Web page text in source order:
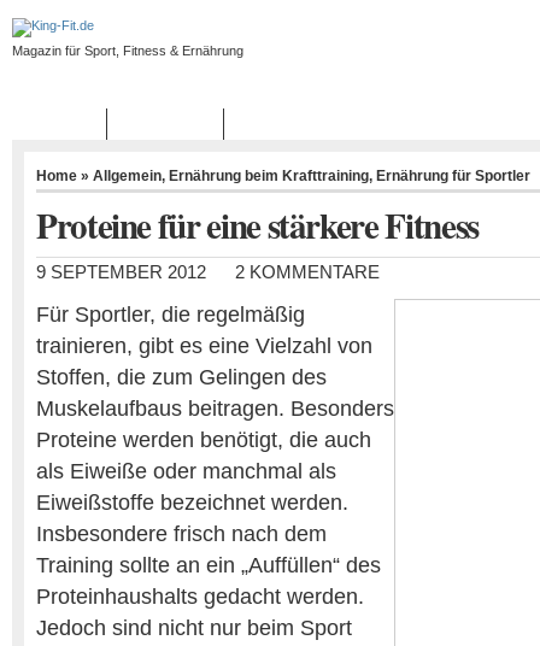
Magazin für Sport, Fitness & Ernährung
Home » Allgemein, Ernährung beim Krafttraining, Ernährung für Sportler
Proteine für eine stärkere Fitness
9 SEPTEMBER 2012 2 KOMMENTARE
Für Sportler, die regelmäßig
trainieren, gibt es eine Vielzahl von
Stoffen, die zum Gelingen des
Muskelaufbaus beitragen. Besonders
Proteine werden benötigt, die auch
als Eiweiße oder manchmal als
Eiweißstoffe bezeichnet werden.
Insbesondere frisch nach dem
Training sollte an ein „Auffüllen“ des
Proteinhaushalts gedacht werden.
Jedoch sind nicht nur beim Sport